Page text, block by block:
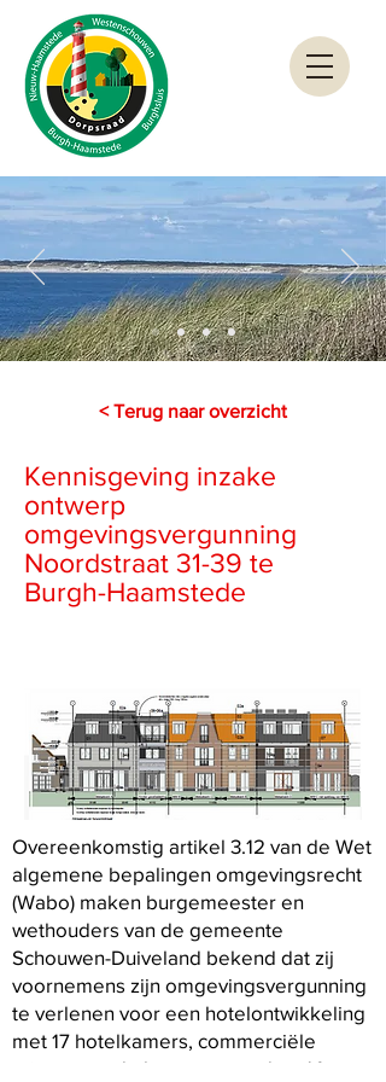
< Terug naar overzicht
Kennisgeving inzake
ontwerp
omgevingsvergunning
Noordstraat 31-39 te
Burgh-Haamstede
Overeenkomstig artikel 3.12 van de Wet
algemene bepalingen omgevingsrecht
(Wabo) maken burgemeester en
wethouders van de gemeente
Schouwen-Duiveland bekend dat zij
voornemens zijn omgevingsvergunning
te verlenen voor een hotelontwikkeling
met 17 hotelkamers, commerciële
ruimten op de begane grond en 14